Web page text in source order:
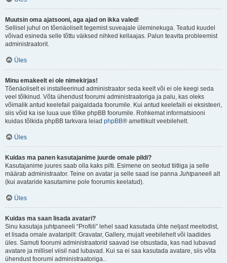
Muutsin oma ajatsooni, aga ajad on ikka valed!
Sellisel juhul on tõenäoliselt tegemist suveajale üleminekuga. Teatud kuudel
võivad esineda selle tõttu väiksed nihked kellaajas. Palun teavita probleemist
administraatorit.
Üles
Minu emakeelt ei ole nimekirjas!
Tõenäoliselt ei installeerinud administraator seda keelt või ei ole keegi seda
veel tõlkinud. Võta ühendust foorumi administraatoriga ja palu, kas oleks
võimalik antud keelefail paigaldada foorumile. Kui antud keelefaili ei eksisteeri,
siis võid ka ise luua uue tõlke phpBB foorumile. Rohkemat informatsiooni
kuidas tõlkida phpBB tarkvara leiad phpBB® ametlikult veebilehelt.
Üles
Kuidas ma panen kasutajanime juurde omale pildi?
Kasutajanime juures saab olla kaks pilti. Esimene on seotud tiitliga ja selle
määrab administraator. Teine on avatar ja selle saad ise panna Juhtpaneeli alt
(kui avataride kasutamine pole foorumis keelatud).
Üles
Kuidas ma saan lisada avatari?
Sinu kasutaja juhtpaneeli “Profiili” lehel saad kasutada ühte neljast meetodist,
et lisada omale avataripilt: Gravatar, Gallery, mujalt veebilehelt või laadides
üles. Samuti foorumi administraatorid saavad ise otsustada, kas nad lubavad
avatare ja millisel viisil nad lubavad. Kui sa ei saa kasutada avatare, siis võta
ühendust foorumi administraatoriga..